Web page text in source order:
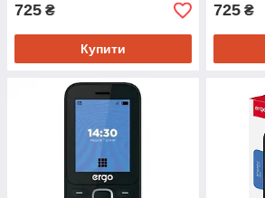
725 ₴
Купити
725 ₴